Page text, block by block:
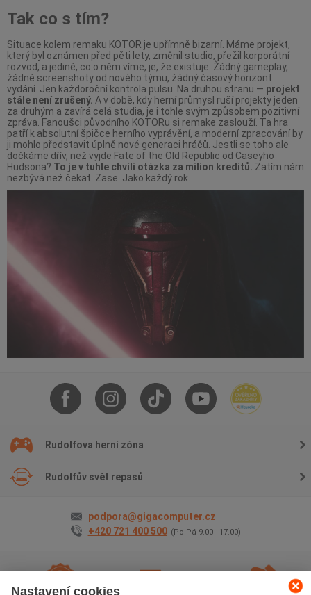
Nastavení cookies
Tak co s tím?
Situace kolem remaku KOTOR je upřímně bizarní. Máme projekt,
který byl oznámen před pěti lety, změnil studio, přežil korporátní
rozvod, a jediné, co o něm víme, je, že existuje. Žádný gameplay,
žádné screenshoty od nového týmu, žádný časový horizont
vydání. Jen každoroční kontrola pulsu. Na druhou stranu — projekt
stále není zrušený. A v době, kdy herní průmysl ruší projekty jeden
za druhým a zavírá celá studia, je i tohle svým způsobem pozitivní
zpráva. Fanoušci původního KOTORu si remake zaslouží. Ta hra
patří k absolutní špičce herního vyprávění, a moderní zpracování by
ji mohlo představit úplně nové generaci hráčů. Jestli se toho ale
dočkáme dřív, než vyjde Fate of the Old Republic od Caseyho
Hudsona? To je v tuhle chvíli otázka za milion kreditů. Zatím nám
nezbývá než čekat. Zase. Jako každý rok.
Rudolfova herní zóna
Rudolfův svět repasů
podpora@gigacomputer.cz
+420 721 400 500 (Po-Pá 9.00 - 17.00)